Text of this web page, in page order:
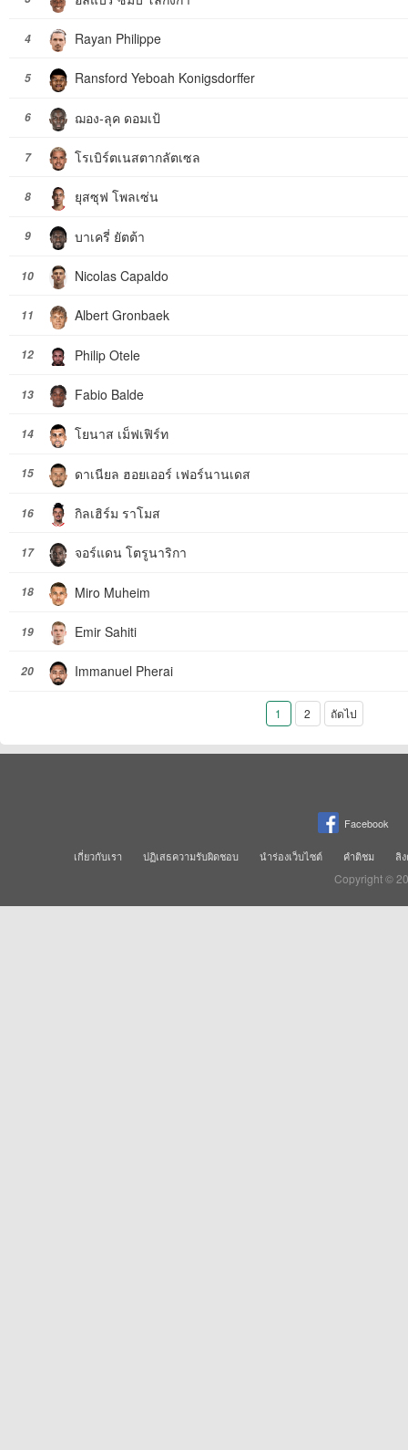
4 Rayan Philippe
5 Ransford Yeboah Konigsdorffer
6 ฌอง-ลุค ดอมเป้
7 โรเบิร์ตเนสตากลัตเซล
8 ยุสซุฟ โพลเซ่น
9 บาเครี่ ยัตต้า
10 Nicolas Capaldo
11 Albert Gronbaek
12 Philip Otele
13 Fabio Balde
14 โยนาส เม็ฟเฟิร์ท
15 ดาเนียล ฮอยเออร์ เฟอร์นานเดส
16 กิลเฮิร์ม ราโมส
17 จอร์แดน โตรูนาริกา
18 Miro Muheim
19 Emir Sahiti
20 Immanuel Pherai
1 2 ถัดไป
Facebook
เกี่ยวกับเรา ปฏิเสธความรับผิดชอบ นำร่องเว็บไซต์ คำติชม ลิ
Copyright ©